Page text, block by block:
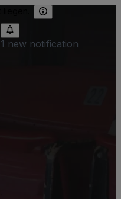
1 new notification